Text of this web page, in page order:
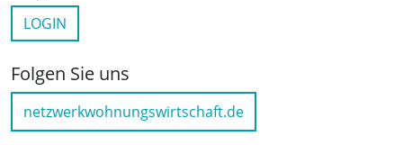
LOGIN
Folgen Sie uns
netzwerkwohnungswirtschaft.de